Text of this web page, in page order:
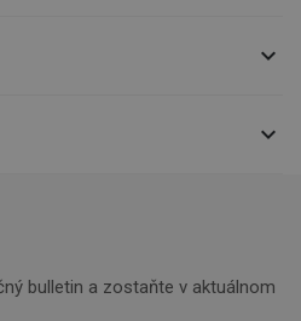


bulletin a zostaňte v aktuálnom